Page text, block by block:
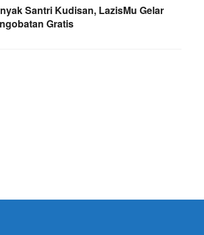
Santri Kudisan, LazisMu Gelar
Gratis